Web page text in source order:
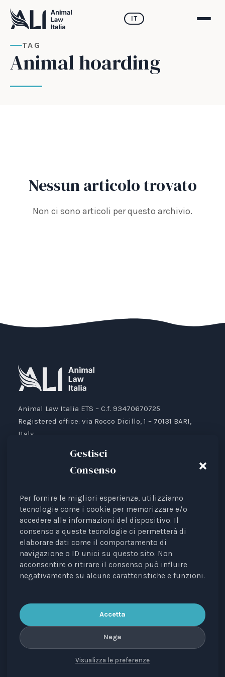
Gestisci
Consenso
Per fornire le migliori esperienze, utilizziamo
tecnologie come i cookie per memorizzare e/o
accedere alle informazioni del dispositivo. Il
consenso a queste tecnologie ci permetterà di
elaborare dati come il comportamento di
navigazione o ID unici su questo sito. Non
acconsentire o ritirare il consenso può influire
negativamente su alcune caratteristiche e funzioni.
Accetta
Nega
Visualizza le preferenze
IT
TAG
Animal hoarding
Nessun articolo trovato
Non ci sono articoli per questo archivio.
Animal Law Italia ETS – C.f. 93470670725
Registered office: via Rocco Dicillo, 1 – 70131 BARI,
Italy.
IBAN: IT87V0501804000000017176777
Animal Law Italia is an Italian Third Sector Entity
listed in the RUNTS register (Rep. 4 of 01/03/2022),
recognised as an interest representative before the
European Institutions.
The journalDiritti degli Animali. Profili Etici, Scientifici e
Giuridiciis a periodical registered with the Court of
Elisa Scarpino.
PRIVACY COOKIE